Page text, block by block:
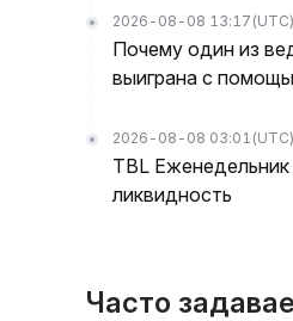
2026-08-08 13:17 (UTC)
Почему один из
выиграна с
2026-08-08 03:01 (UTC)
TBL
ликвидность
Часто